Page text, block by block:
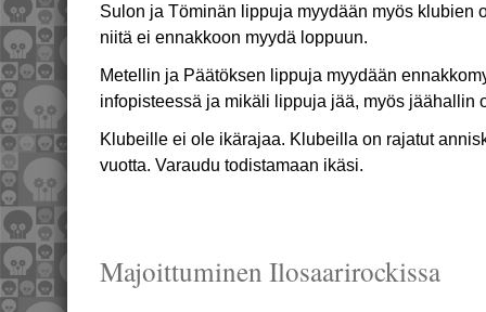
Sulon ja Töminän lippuja myydään myös klubien
niitä ei ennakkoon myydä loppuun.
Metellin ja Päätöksen lippuja myydään
infopisteessä ja mikäli lippuja jää, myös jäähallin
Klubeille ei ole ikärajaa. Klubeilla on rajatut
vuotta. Varaudu todistamaan ikäsi.
Majoittuminen Ilosaarirockissa